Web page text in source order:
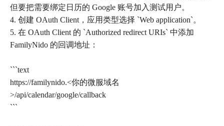
但要把需要绑定日历的 Google 账号加入测试用户。
4. 创建 OAuth Client，应用类型选择 `Web application`。
5. 在 OAuth Client 的 `Authorized redirect URIs` 中添加
FamilyNido 的回调地址：
```text
https://familynido.<你的微服域名
>/api/calendar/google/callback
```